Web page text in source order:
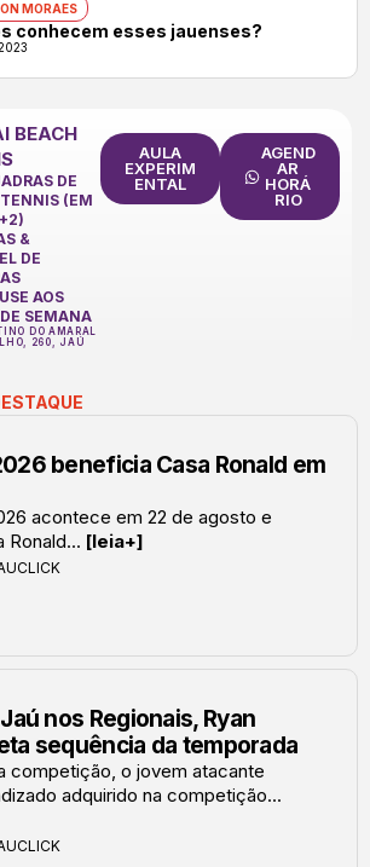
MORAES
conhecem esses jauenses?
BEACH
DE
(EM
&
DE
AOS
SEMANA
DO AMARAL
260, JAÚ
AULA
EXPERIM
ENTAL
AGEND
AR
HORÁ
RIO
beneficia Casa Ronald em
acontece em 22 de agosto e
Ronald... [leia+]
nos Regionais, Ryan
sequência da temporada
competição, o jovem atacante
adquirido na competição...